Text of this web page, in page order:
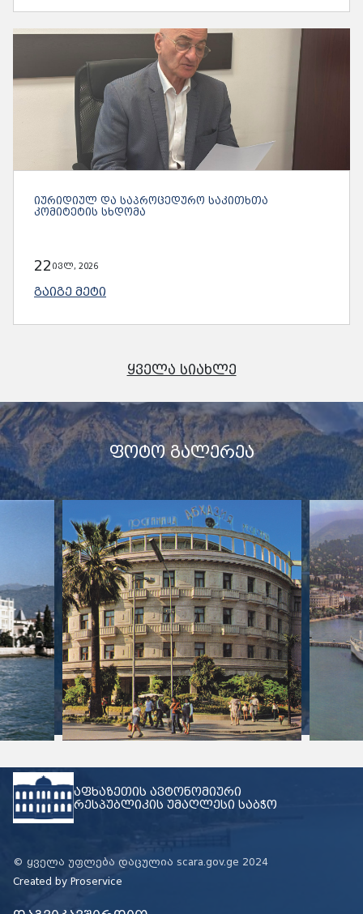
ᲘᲣᲠᲘᲓᲘᲣᲚ ᲓᲐ ᲡᲐᲞᲠᲝᲪᲔᲓᲣᲠᲝ ᲡᲐᲙᲘᲗᲮᲗᲐ
ᲙᲝᲛᲘᲢᲔᲢᲘᲡ ᲡᲮᲓᲝᲛᲐ
22 ივლ, 2026
ᲒᲐᲘᲒᲔ ᲛᲔᲢᲘ
ᲧᲕᲔᲚᲐ ᲡᲘᲐᲮᲚᲔ
ᲤᲝᲢᲝ ᲒᲐᲚᲔᲠᲔᲐ
აფხაზეთის ავტონომიური
რესპუბლიკის უმაღლესი საბჭო
© ყველა უფლება დაცულია scara.gov.ge 2024
Created by Proservice